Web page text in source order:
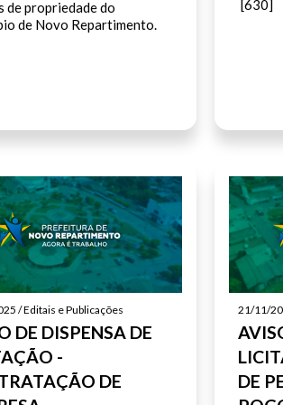
de propriedade do
de Novo Repartimento.
[630]
/ Editais e Publicações
DE DISPENSA DE
-
DE
21/11/
DE